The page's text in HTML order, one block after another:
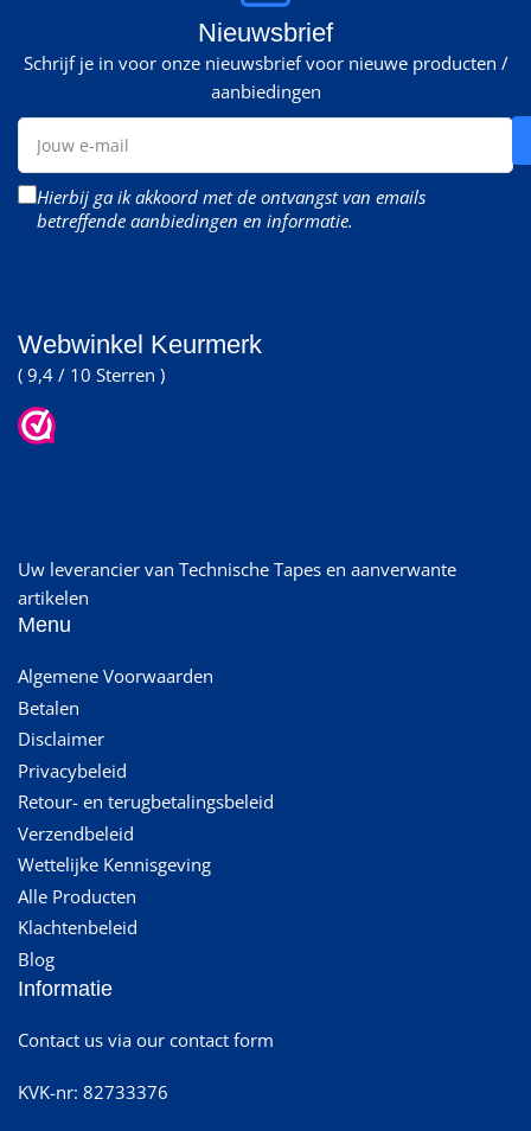
Nieuwsbrief
Schrijf je in voor onze nieuwsbrief voor nieuwe producten /
aanbiedingen
Jouw
mail
Hierbij ga ik akkoord met de ontvangst van emails
betreffende aanbiedingen en informatie.
Webwinkel Keurmerk
( 9,4 / 10 Sterren )
Uw leverancier van Technische Tapes en aanverwante
artikelen
Menu
Algemene Voorwaarden
Betalen
Disclaimer
Privacybeleid
Retour- en terugbetalingsbeleid
Verzendbeleid
Wettelijke Kennisgeving
Alle Producten
Klachtenbeleid
Blog
Informatie
Contact us via our contact form
KVK-nr: 82733376